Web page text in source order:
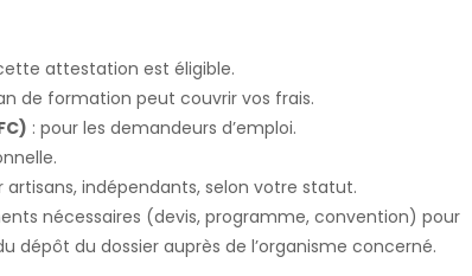
attestation est éligible.
de formation peut couvrir vos frais.
: pour les demandeurs d’emploi.
artisans, indépendants, selon votre statut.
nécessaires (devis, programme, convention) pour
dépôt du dossier auprès de l’organisme concerné.